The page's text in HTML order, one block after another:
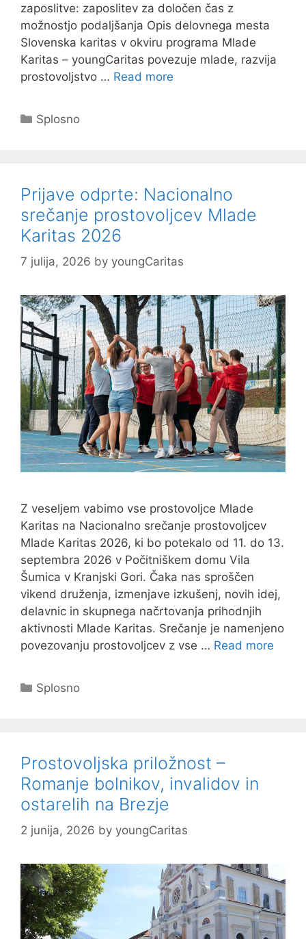
zaposlitve: zaposlitev za določen čas z
možnostjo podaljšanja Opis delovnega mesta
Slovenska karitas v okviru programa Mlade
Karitas – youngCaritas povezuje mlade, razvija
prostovoljstvo … Read more
Categories
Splosno
Prijave odprte: Nacionalno
srečanje prostovoljcev Mlade
Karitas 2026
7 julija, 2026 by youngCaritas
Z veseljem vabimo vse prostovoljce Mlade
Karitas na Nacionalno srečanje prostovoljcev
Mlade Karitas 2026, ki bo potekalo od 11. do 13.
septembra 2026 v Počitniškem domu Vila
Šumica v Kranjski Gori. Čaka nas sproščen
vikend druženja, izmenjave izkušenj, novih idej,
delavnic in skupnega načrtovanja prihodnjih
aktivnosti Mlade Karitas. Srečanje je namenjeno
povezovanju prostovoljcev z vse … Read more
Categories
Splosno
Prostovoljska priložnost –
Romanje bolnikov, invalidov in
ostarelih na Brezje
2 junija, 2026 by youngCaritas